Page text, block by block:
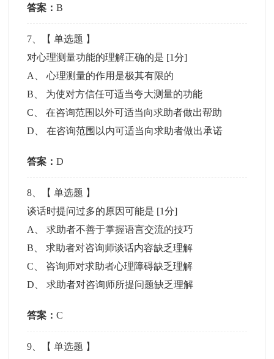
答案：B
7 、【单选题 】
对心理测量功能的理解正确的是 [1分]
A
、心理测量的作用是极其有限的
B
为使对方信任可适当夸大测量的功能
C 、在咨询范围以外可适当向求助者做出帮助
D 、在咨询范围以内可适当向求助者做出承诺
答案：D
8 、【单选题 】
谈话时提问过多的原因可能是 [1分]
A
、求助者不善于掌握语言交流的技巧
B 、求助者对咨询师谈话内容缺乏理解
C
咨询师对求助者心理障碍缺乏理解
D 、求助者对咨询师所提问题缺乏理解
答案：C
9 、【单选题 】